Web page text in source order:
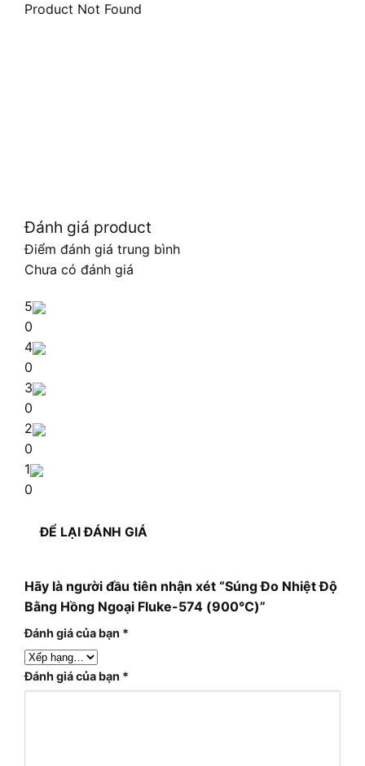
Product Not Found
Đánh giá product
Điểm đánh giá trung bình
Chưa có đánh giá
5
0
4
0
3
0
2
0
1
0
ĐỂ LẠI ĐÁNH GIÁ
Hãy là người đầu tiên nhận xét “Súng Đo Nhiệt Độ
Bằng Hồng Ngoại Fluke-574 (900℃)”
Đánh giá của bạn *
Đánh giá của bạn *